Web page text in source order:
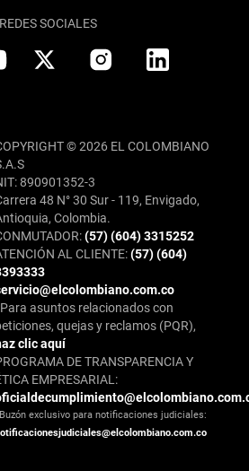
REDES SOCIALES
© 2026 EL COLOMBIANO
890901352-3
48 N° 30 Sur - 119, Envigado,
Colombia.
(57) (604) 3315252
AL CLIENTE:(57) (604)
asuntos relacionados con
quejas y reclamos (PQR),
clic aquí
DE TRANSPARENCIA Y
EMPRESARIAL:
exclusivo para notificaciones judiciales: